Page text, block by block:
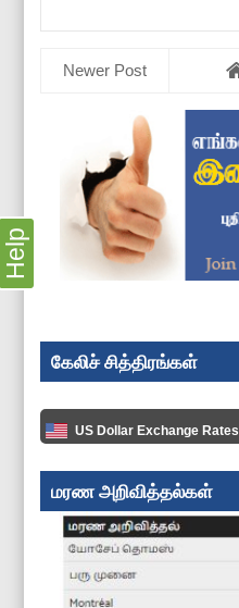
Newer Post
கேலிச் சித்திரங்கள்
US Dollar Exchange Rates
மரண அறிவித்தல்கள்
Help